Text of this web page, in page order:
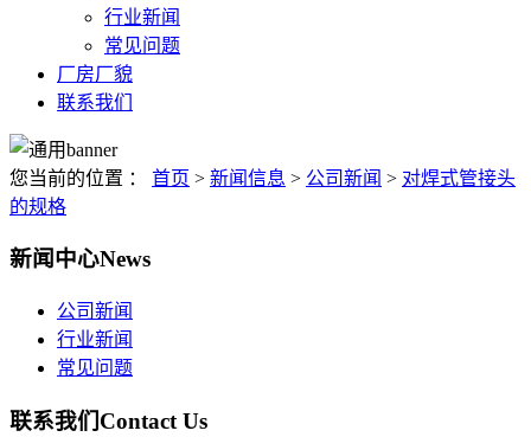
行业新闻
常见问题
厂房厂貌
联系我们
您当前的位置 ： 首页 > 新闻信息 > 公司新闻 > 对焊式管接头
的规格
新闻中心News
公司新闻
行业新闻
常见问题
联系我们Contact Us